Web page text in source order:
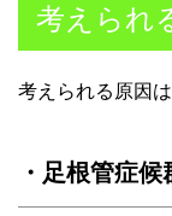
考えられ
考えられる原因
・足根管症候